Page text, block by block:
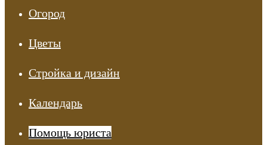
Огород
Цветы
Стройка и дизайн
Календарь
Помощь юриста